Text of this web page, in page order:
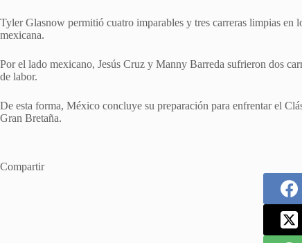
Tyler Glasnow permitió cuatro imparables y tres carreras limpias en
mexicana.
Por el lado mexicano, Jesús Cruz y Manny Barreda sufrieron dos
de labor.
De esta forma, México concluye su preparación para enfrentar el
Gran Bretaña.
Compartir